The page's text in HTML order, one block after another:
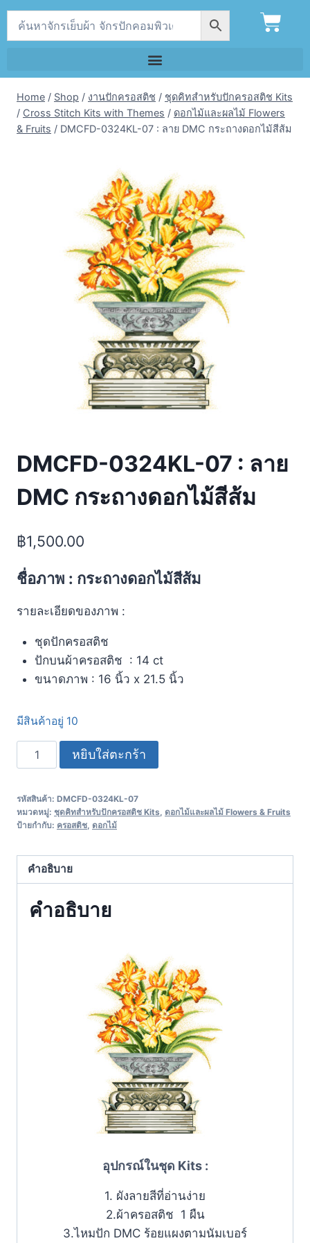
Home / Shop / งานปักครอสติช / ชุดคิทสำหรับปักครอสติช Kits
/ Cross Stitch Kits with Themes / ดอกไม้และผลไม้ Flowers
& Fruits / DMCFD-0324KL-07 : ลาย DMC กระถางดอกไม้สีส้ม
DMCFD-0324KL-07 : ลาย
DMC กระถางดอกไม้สีส้ม
฿1,500.00
ชื่อภาพ : กระถางดอกไม้สีส้ม
รายละเอียดของภาพ :
ชุดปักครอสติช
ปักบนผ้าครอสติช : 14 ct
ขนาดภาพ : 16 นิ้ว x 21.5 นิ้ว
มีสินค้าอยู่ 10
หยิบใส่ตะกร้า
รหัสสินค้า: DMCFD-0324KL-07
หมวดหมู่: ชุดคิทสำหรับปักครอสติช Kits ดอกไม้และผลไม้ Flowers & Fruits
ป้ายกำกับ: ครอสติช ดอกไม้
คำอธิบาย
คำอธิบาย
อุปกรณ์ในชุด Kits :
1. ผังลายสีที่อ่านง่าย
2.ผ้าครอสติช 1 ผืน
3.ไหมปัก DMC ร้อยแผงตามนัมเบอร์